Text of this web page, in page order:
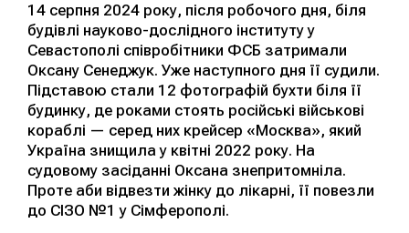
14 серпня 2024 року, після робочого дня, біля
будівлі науково-дослідного інституту у
Севастополі співробітники ФСБ затримали
Оксану Сенеджук. Уже наступного дня її судили.
Підставою стали 12 фотографій бухти біля її
будинку, де роками стоять російські військові
кораблі — серед них крейсер «Москва», який
Україна знищила у квітні 2022 року. На
судовому засіданні Оксана знепритомніла.
Проте аби відвезти жінку до лікарні, її повезли
до СІЗО №1 у Сімферополі.